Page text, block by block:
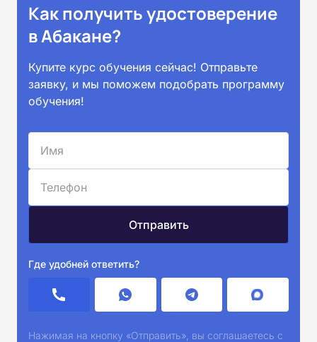
Как получить удостоверение
в Абакане?
Купите курс обучения сейчас! Отправьте
заявку, и мы поможем подобрать программу
обучения!
Где удобней ответить?
Нажимая на кнопку «Отправить», вы соглашаетесь с